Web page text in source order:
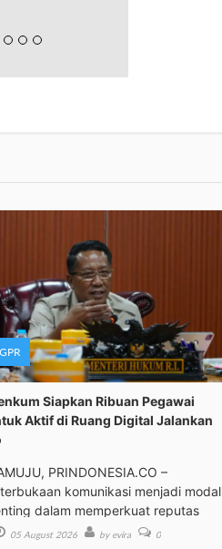
GPR
Siapkan Ribuan Pegawai
Aktif di Ruang Digital Jalankan
PRINDONESIA.CO –
komunikasi menjadi modal
dalam memperkuat reputas
05 August 2026 by evira 0